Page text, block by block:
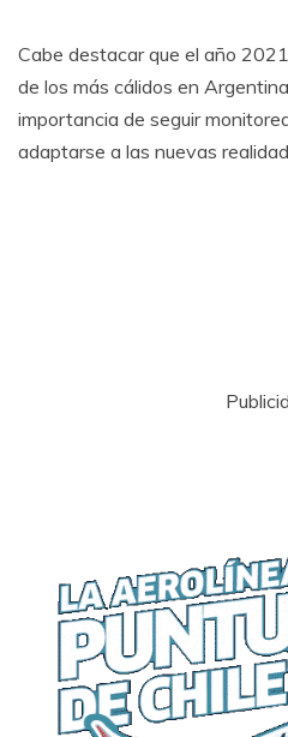
Cabe destacar que el año
de los más cálidos en
importancia de seguir
adaptarse a las nuevas